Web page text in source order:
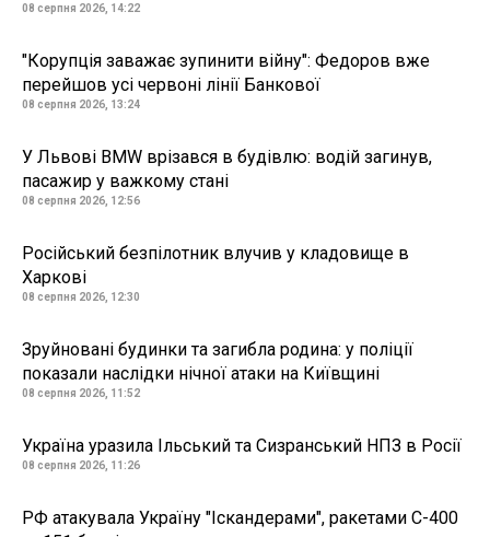
08 серпня 2026, 14:22
"Корупція заважає зупинити війну": Федоров вже
перейшов усі червоні лінії Банкової
08 серпня 2026, 13:24
У Львові BMW врізався в будівлю: водій загинув,
пасажир у важкому стані
08 серпня 2026, 12:56
Російський безпілотник влучив у кладовище в
Харкові
08 серпня 2026, 12:30
Зруйновані будинки та загибла родина: у поліції
показали наслідки нічної атаки на Київщині
08 серпня 2026, 11:52
Україна уразила Ільський та Сизранський НПЗ в Росії
08 серпня 2026, 11:26
РФ атакувала Україну "Іскандерами", ракетами С-400